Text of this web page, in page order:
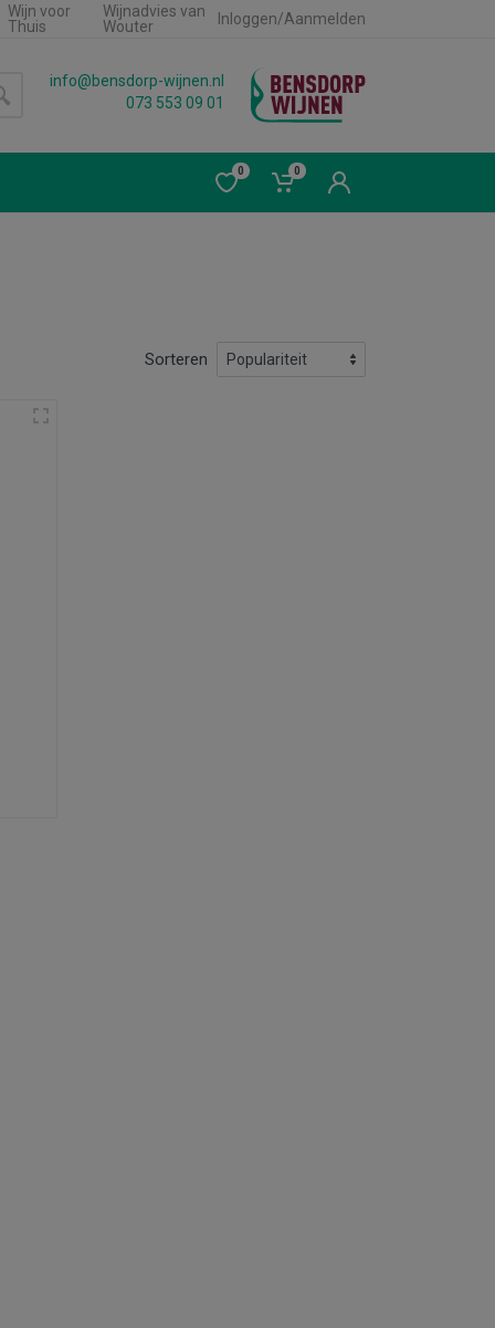
Wijn voor
Thuis
Wijnadvies van
Wouter
Inloggen/Aanmelden
info@bensdorp-wijnen.nl
073 553 09 01
0 0
Sorteren